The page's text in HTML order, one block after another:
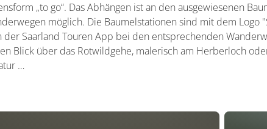
„to go“. Das Abhängen ist an den ausgewiesenen
möglich. Die Baumelstationen sind mit dem Logo
Saarland Touren App bei den entsprechenden
Blick über das Rotwildgehe, malerisch am Herberloch
…